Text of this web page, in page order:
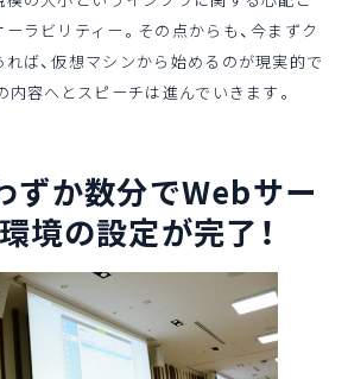
ラビリティー。その点からも、今まずク
ば、仮想マシンから始めるのが現実的で
内容へとスピーチは進んでいきます。
ずか数分でWebサー
境の設定が完了！